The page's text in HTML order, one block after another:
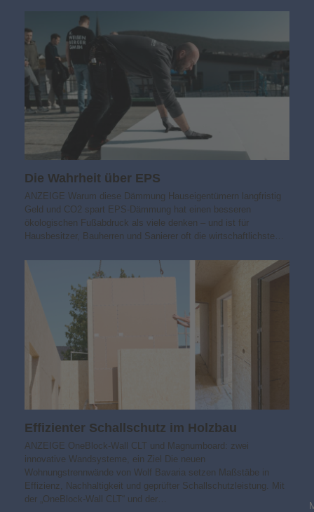
Die Wahrheit über EPS
ANZEIGE Warum diese Dämmung Hauseigentümern langfristig
Geld und CO2 spart EPS-Dämmung hat einen besseren
ökologischen Fußabdruck als viele denken – und ist für
Hausbesitzer, Bauherren und Sanierer oft die wirtschaftlichste…
Effizienter Schallschutz im Holzbau
ANZEIGE OneBlock-Wall CLT und Magnumboard: zwei
innovative Wandsysteme, ein Ziel Die neuen
Wohnungstrennwände von Wolf Bavaria setzen Maßstäbe in
Effizienz, Nachhaltigkeit und geprüfter Schallschutzleistung. Mit
der „OneBlock-Wall CLT“ und der…